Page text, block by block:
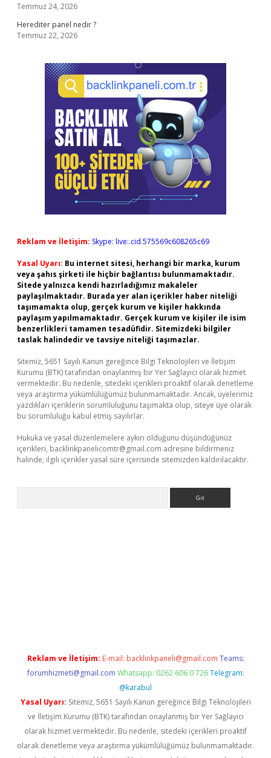
Temmuz 24, 2026
Herediter panel nedir ?
Temmuz 22, 2026
Reklam ve İletişim: Skype: live:.cid.575569c608265c69
Yasal Uyarı: Bu internet sitesi, herhangi bir marka, kurum
veya şahıs şirketi ile hiçbir bağlantısı bulunmamaktadır.
Sitede yalnızca kendi hazırladığımız makaleler
paylaşılmaktadır. Burada yer alan içerikler haber niteliği
taşımamakta olup, gerçek kurum ve kişiler hakkında
paylaşım yapılmamaktadır. Gerçek kurum ve kişiler ile isim
benzerlikleri tamamen tesadüfidir. Sitemizdeki bilgiler
taslak halindedir ve tavsiye niteliği taşımazlar.
Sitemiz, 5651 Sayılı Kanun gereğince Bilgi Teknolojileri ve İletişim
Kurumu (BTK) tarafından onaylanmış bir Yer Sağlayıcı olarak hizmet
vermektedir. Bu nedenle, sitedeki içerikleri proaktif olarak denetleme
veya araştırma yükümlülüğümüz bulunmamaktadır. Ancak, üyelerimiz
yazdıkları içeriklerin sorumluluğunu taşımakta olup, siteye üye olarak
bu sorumluluğu kabul etmiş sayılırlar.
Hukuka ve yasal düzenlemelere aykırı olduğunu düşündüğünüz
içerikleri, backlinkpanelicomtr@gmail.com adresine bildirmeniz
halinde, ilgili içerikler yasal süre içerisinde sitemizden kaldırılacaktır.
Reklam ve İletişim: E-mail: backlinkpaneli@gmail.com Teams:
forumhizmeti@gmail.com Whatsapp: 0262 606 0 726 Telegram:
@karabul
Yasal Uyarı: Sitemiz, 5651 Sayılı Kanun gereğince Bilgi Teknolojileri
ve İletişim Kurumu (BTK) tarafından onaylanmış bir Yer Sağlayıcı
olarak hizmet vermektedir. Bu nedenle, sitedeki içerikleri proaktif
olarak denetleme veya araştırma yükümlülüğümüz bulunmamaktadır.